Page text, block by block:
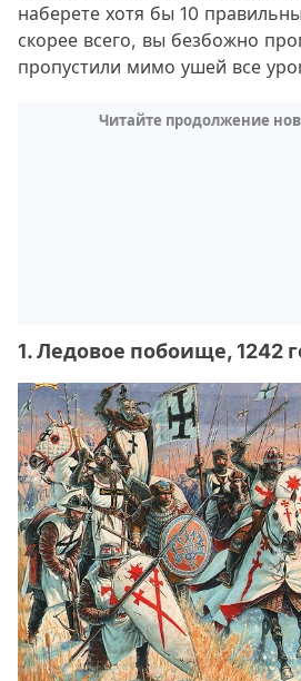
наберете хотя бы 10
скорее всего, вы безбожно
пропустили мимо ушей все
Читайте продолжение
1. Ледовое побоище, 1242